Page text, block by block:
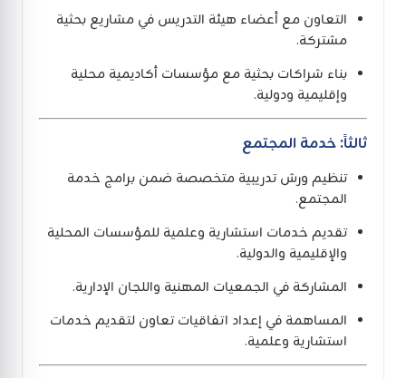
التعاون مع أعضاء هيئة التدريس في مشاريع بحثية
مشتركة.
بناء شراكات بحثية مع مؤسسات أكاديمية محلية
وإقليمية ودولية.
ثالثاً: خدمة المجتمع
تنظيم ورش تدريبية متخصصة ضمن برامج خدمة
المجتمع.
تقديم خدمات استشارية وعلمية للمؤسسات المحلية
والإقليمية والدولية.
المشاركة في الجمعيات المهنية واللجان الإدارية.
المساهمة في إعداد اتفاقيات تعاون لتقديم خدمات
استشارية وعلمية.